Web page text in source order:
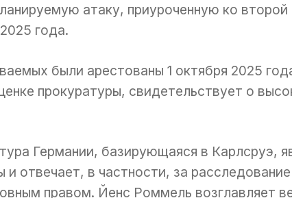
атаку, приуроченную ко
года.
были арестованы 1 октября 2025
прокуратуры, свидетельствует о
Германии, базирующаяся в Карлсруэ,
и отвечает, в частности, за
правом. Йенс Роммель возглавляет